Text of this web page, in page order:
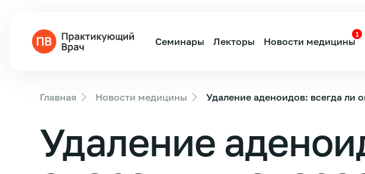
Семинары Лекторы Новости медицины
1
Главная Новости медицины Удаление аденоидов: всегда ли
Удаление